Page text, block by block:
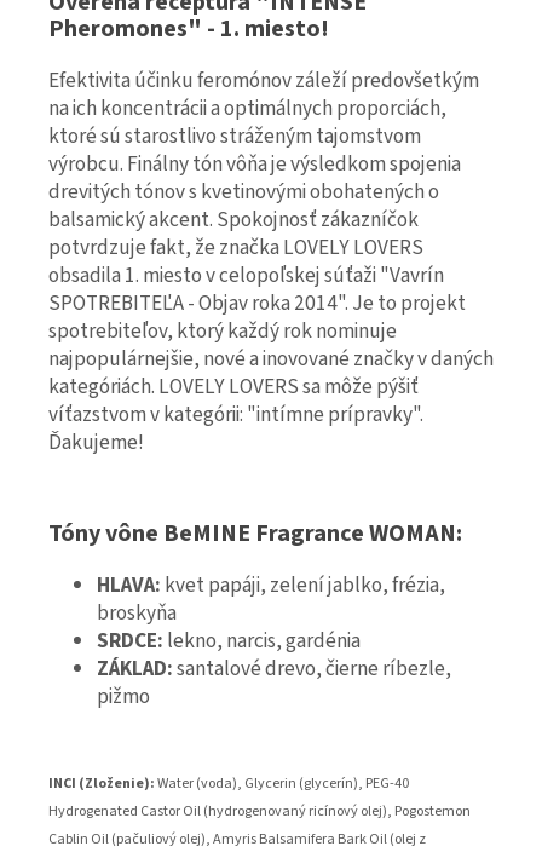
Pheromones" - 1. miesto!
Efektivita účinku feromónov záleží predovšetkým
na ich koncentrácii a optimálnych proporciách,
ktoré sú starostlivo stráženým tajomstvom
výrobcu. Finálny tón vôňa je výsledkom spojenia
drevitých tónov s kvetinovými obohatených o
balsamický akcent. Spokojnosť zákazníčok
potvrdzuje fakt, že značka LOVELY LOVERS
obsadila 1. miesto v celopoľskej súťaži "Vavrín
SPOTREBITEĽA - Objav roka 2014". Je to projekt
spotrebiteľov, ktorý každý rok nominuje
najpopulárnejšie, nové a inovované značky v daných
kategóriách. LOVELY LOVERS sa môže pýšiť
víťazstvom v kategórii: "intímne prípravky".
Ďakujeme!
Tóny vône BeMINE Fragrance WOMAN:
HLAVA: kvet papáji, zelení jablko, frézia,
broskyňa
SRDCE: lekno, narcis, gardénia
ZÁKLAD:santalové drevo, čierne ríbezle,
pižmo
INCI (Zloženie):Water (voda), Glycerin (glycerín), PEG-40
Hydrogenated Castor Oil (hydrogenovaný ricínový olej), Pogostemon
Cablin Oil (pačuliový olej), Amyris Balsamifera Bark Oil (olej z